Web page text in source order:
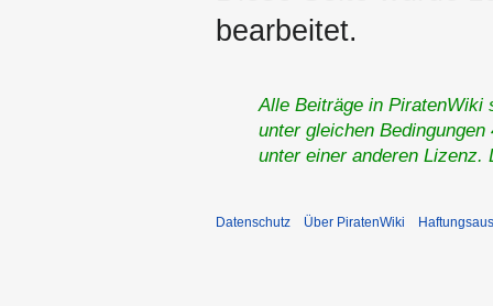
bearbeitet.
Alle Beiträge in PiratenWiki
unter gleichen
unter einer anderen
Datenschutz Über PiratenWiki